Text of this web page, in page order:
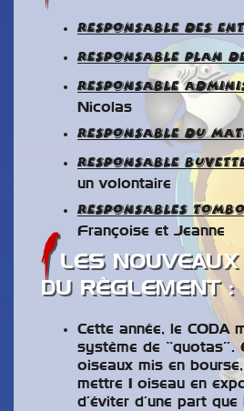
Responsable des
Responsable plan
Responsable
Nicolas
Responsable du
Responsable
un volontaire
Responsables
Françoise et Jeanne
LES
DU RÈGLEMENT :
Cette année, le CODA
système de
oiseaux mis en
mettre 1 oiseau en
d’éviter d’une part